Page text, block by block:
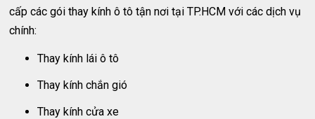
cấp các gói thay kính ô tô tận nơi tại TP.HCM với các dịch vụ
chính:
Thay kính lái ô tô
Thay kính chắn gió
Thay kính cửa xe